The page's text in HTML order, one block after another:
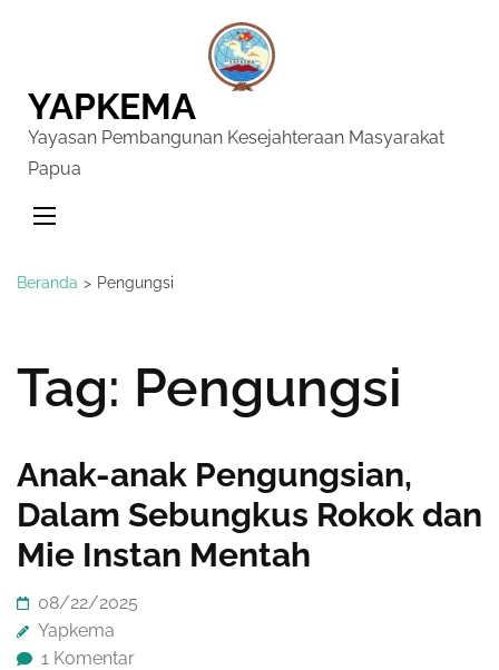
YAPKEMA
Yayasan Pembangunan Kesejahteraan Masyarakat
Papua
Beranda > Pengungsi
Tag: Pengungsi
Anak-anak Pengungsian,
Dalam Sebungkus Rokok dan
Mie Instan Mentah
08/22/2025
Yapkema
1 Komentar